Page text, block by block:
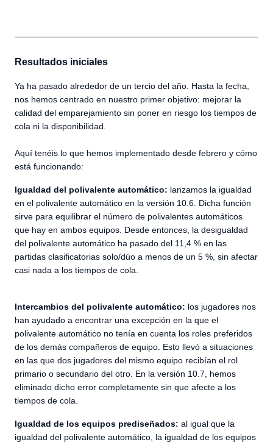
Resultados iniciales
Ya ha pasado alrededor de un tercio del año. Hasta la fecha,
nos hemos centrado en nuestro primer objetivo: mejorar la
calidad del emparejamiento sin poner en riesgo los tiempos de
cola ni la disponibilidad.
Aquí tenéis lo que hemos implementado desde febrero y cómo
está funcionando:
Igualdad del polivalente automático: lanzamos la igualdad
en el polivalente automático en la versión 10.6. Dicha función
sirve para equilibrar el número de polivalentes automáticos
que hay en ambos equipos. Desde entonces, la desigualdad
del polivalente automático ha pasado del 11,4 % en las
partidas clasificatorias solo/dúo a menos de un 5 %, sin afectar
casi nada a los tiempos de cola.
Intercambios del polivalente automático: los jugadores nos
han ayudado a encontrar una excepción en la que el
polivalente automático no tenía en cuenta los roles preferidos
de los demás compañeros de equipo. Esto llevó a situaciones
en las que dos jugadores del mismo equipo recibían el rol
primario o secundario del otro. En la versión 10.7, hemos
eliminado dicho error completamente sin que afecte a los
tiempos de cola.
Igualdad de los equipos prediseñados: al igual que la
igualdad del polivalente automático, la igualdad de los equipos